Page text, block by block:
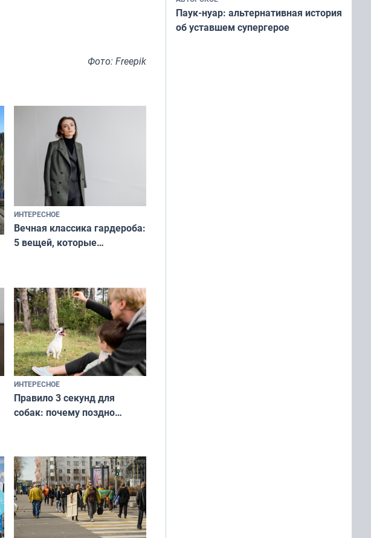
Фото: Freepik
ИНТЕРЕСНОЕ
Вечная классика гардероба:
5 вещей, которые
и актуально в любой сезон
ИНТЕРЕСНОЕ
Правило 3 секунд для
собак: почему поздно
питомцу всё сразу и без
криков
Паук-нуар: альтернативная история
об уставшем супергерое